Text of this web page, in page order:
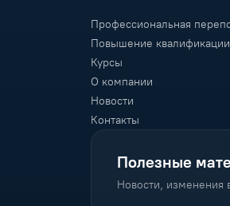
Профессиональная
Повышение квалификации
Курсы
О компании
Новости
Контакты
Полезные
Новости, изменения